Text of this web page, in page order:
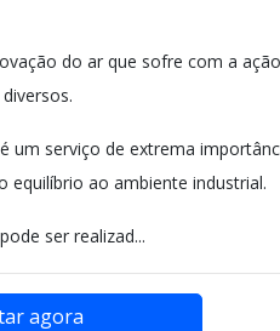
do ar que sofre com a
um serviço de extrema
equilíbrio ao ambiente industrial.
ser realizad...
agora